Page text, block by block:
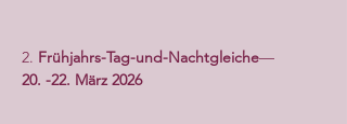
2. Frühjahrs-Tag-und-Nachtgleiche—
20. -22. März 2026